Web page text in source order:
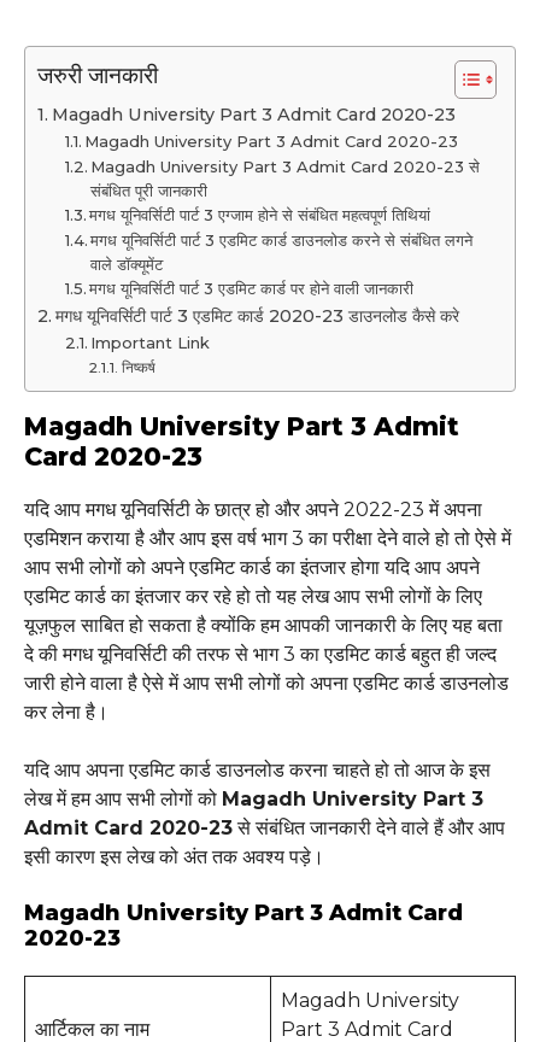
जरुरी जानकारी
Magadh University Part 3 Admit Card 2020-23
Magadh University Part 3 Admit Card 2020-23
Magadh University Part 3 Admit Card 2020-23 से
संबंधित पूरी जानकारी
मगध यूनिवर्सिटी पार्ट 3 एग्जाम होने से संबंधित महत्वपूर्ण तिथियां
मगध यूनिवर्सिटी पार्ट 3 एडमिट कार्ड डाउनलोड करने से संबंधित लगने
वाले डॉक्यूमेंट
मगध यूनिवर्सिटी पार्ट 3 एडमिट कार्ड पर होने वाली जानकारी
मगध यूनिवर्सिटी पार्ट 3 एडमिट कार्ड 2020-23 डाउनलोड कैसे करे
Important Link
निष्कर्ष
Magadh University Part 3 Admit
Card 2020-23
यदि आप मगध यूनिवर्सिटी के छात्र हो और अपने 2022-23 में अपना
एडमिशन कराया है और आप इस वर्ष भाग 3 का परीक्षा देने वाले हो तो ऐसे में
आप सभी लोगों को अपने एडमिट कार्ड का इंतजार होगा यदि आप अपने
एडमिट कार्ड का इंतजार कर रहे हो तो यह लेख आप सभी लोगों के लिए
यूज़फुल साबित हो सकता है क्योंकि हम आपकी जानकारी के लिए यह बता
दे की मगध यूनिवर्सिटी की तरफ से भाग 3 का एडमिट कार्ड बहुत ही जल्द
जारी होने वाला है ऐसे में आप सभी लोगों को अपना एडमिट कार्ड डाउनलोड
कर लेना है।
यदि आप अपना एडमिट कार्ड डाउनलोड करना चाहते हो तो आज के इस
लेख में हम आप सभी लोगों को Magadh University Part 3
Admit Card 2020-23से संबंधित जानकारी देने वाले हैं और आप
इसी कारण इस लेख को अंत तक अवश्य पड़े।
Magadh University Part 3 Admit Card
2020-23
आर्टिकल का नाम
Magadh University
Part 3 Admit Card